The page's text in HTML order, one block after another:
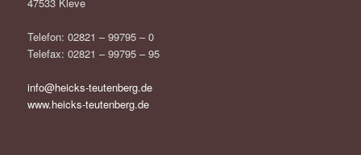
Telefon: 02821 – 99795 – 0
Telefax: 02821 – 99795 – 95
info@heicks-teutenberg.de
www.heicks-teutenberg.de